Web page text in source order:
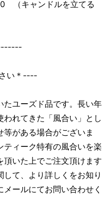
（キャンドルを立てる
い＊----
たユーズド品です。長い年
われてきた「風合い」とし
がある場合がございま
ィーク特有の風合いを楽
頂いた上でご注文頂けます
て、より詳しくをお知り
ールにてお問い合わせく